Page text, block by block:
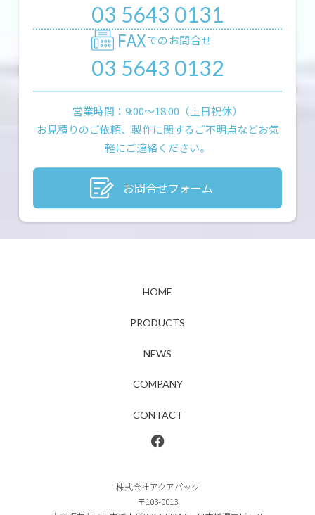
03 5643 0131
FAXでのお問合せ
03 5643 0132
営業時間：9:00〜18:00（土日祝休）
お見積りのご依頼、製作に関するご不明点などお気
軽にご連絡ください。
お問合せフォーム
株式会社アクアパック
〒103-0013
HOME
PRODUCTS
NEWS
COMPANY
CONTACT